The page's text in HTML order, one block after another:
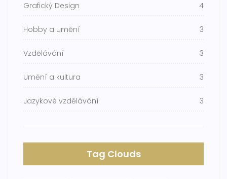
Grafický Design 4
Hobby a umění 3
Vzdělávání 3
Umění a kultura 3
Jazykové vzdělávání 3
Tag Clouds